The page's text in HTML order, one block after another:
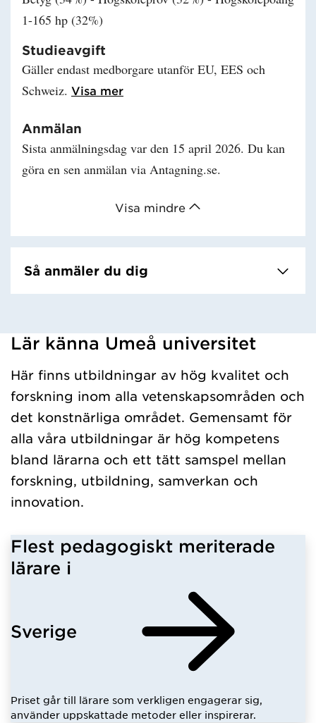
Visa mindre
1-165 hp (32%)
Studieavgift
Gäller endast medborgare utanför EU, EES och
Schweiz. Visa merLäs mer om Studieavgift
Anmälan
Sista anmälningsdag var den 15 april 2026. Du kan
göra en sen anmälan via Antagning.se.
Så anmäler du dig
Har hämtat kursochkurspaket.
Lär känna Umeå universitet
Här finns utbildningar av hög kvalitet och
forskning inom alla vetenskapsområden och
det konstnärliga området. Gemensamt för
alla våra utbildningar är hög kompetens
bland lärarna och ett tätt samspel mellan
forskning, utbildning, samverkan och
innovation.
Flest pedagogiskt meriterade
lärare i
Sverige
Priset går till lärare som verkligen engagerar sig,
använder uppskattade metoder eller inspirerar.